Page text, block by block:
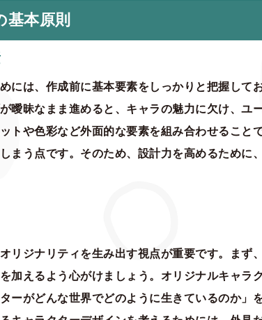
基本原則
には、作成前に基本要素をしっかりと把握し
曖昧なまま進めると、キャラの魅力に欠け、
トや色彩など外面的な要素を組み合わせるこ
まう点です。そのため、設計力を高めるため
リジナリティを生み出す視点が重要です。ま
加えるよう心がけましょう。オリジナルキャラ
ーがどんな世界でどのように生きているのか